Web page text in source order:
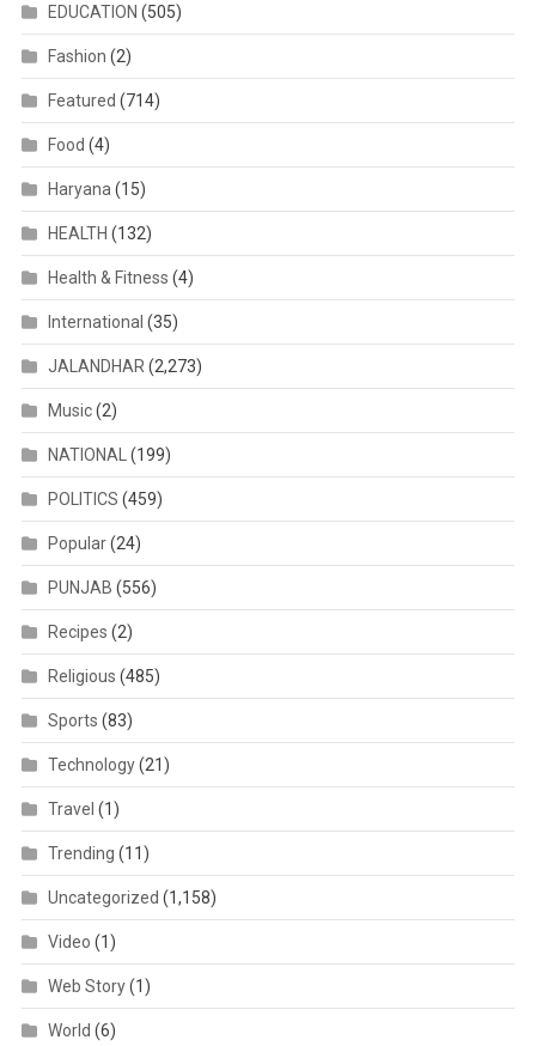
EDUCATION (505)
Fashion (2)
Featured (714)
Food (4)
Haryana (15)
HEALTH (132)
Health & Fitness (4)
International (35)
JALANDHAR (2,273)
Music(2)
NATIONAL (199)
POLITICS (459)
Popular(24)
PUNJAB (556)
Recipes (2)
Religious (485)
Sports (83)
Technology(21)
Travel (1)
Trending (11)
Uncategorized (1,158)
Video (1)
Web Story(1)
World (6)